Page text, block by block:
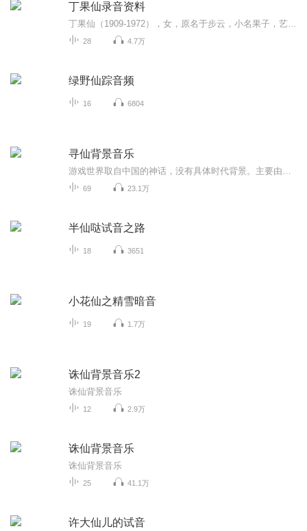
丁果仙录音资料
28 4.7万
绿野仙踪音频
16 6804
寻仙背景音乐
69 23.1万
半仙哒试音之路
18 3651
小花仙之精雪暗音
19 1.7万
诛仙背景音乐2
诛仙背景音乐
12 2.9万
诛仙背景音乐
诛仙背景音乐
25 41.1万
许大仙儿的试音